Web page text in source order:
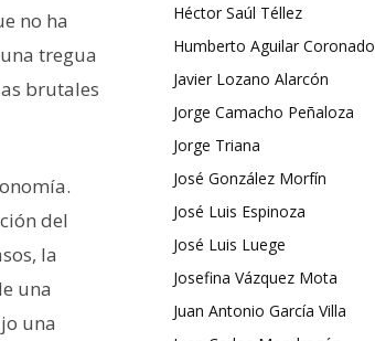
no ha
tregua
brutales
del
la
una
una
Héctor Saúl Téllez
Humberto Aguilar Coronado
Javier Lozano Alarcón
Jorge Camacho Peñaloza
Jorge Triana
José González Morfín
José Luis Espinoza
José Luis Luege
Josefina Vázquez Mota
Juan Antonio García Villa